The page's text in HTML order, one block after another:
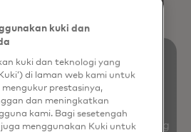
est qui
quia dolor sit amet,
velit
amet, consectetur adipiscing
kuki dan
kuki dan teknologi yang
di laman web kami untuk
prestasinya,
dan meningkatkan
kami. Bagi sesetengah
juga menggunakan Kuki untuk